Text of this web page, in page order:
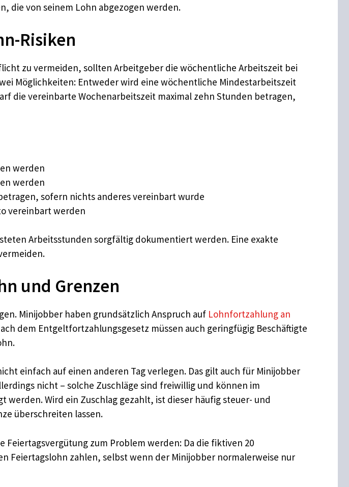
die von seinem Lohn abgezogen werden.
Risiken
zu vermeiden, sollten Arbeitgeber die wöchentliche Arbeitszeit bei
Möglichkeiten: Entweder wird eine wöchentliche Mindestarbeitszeit
die vereinbarte Wochenarbeitszeit maximal zehn Stunden betragen,
werden
werden
sofern nichts anderes vereinbart wurde
vereinbart werden
Arbeitsstunden sorgfältig dokumentiert werden. Eine exakte
und Grenzen
Minijobber haben grundsätzlich Anspruch auf Lohnfortzahlung an
dem Entgeltfortzahlungsgesetz müssen auch geringfügig Beschäftigte
einfach auf einen anderen Tag verlegen. Das gilt auch für Minijobber
nicht – solche Zuschläge sind freiwillig und können im
Wird ein Zuschlag gezahlt, ist dieser häufig steuer- und
überschreiten lassen.
zum Problem werden: Da die fiktiven 20
Feiertagslohn zahlen, selbst wenn der Minijobber normalerweise nur